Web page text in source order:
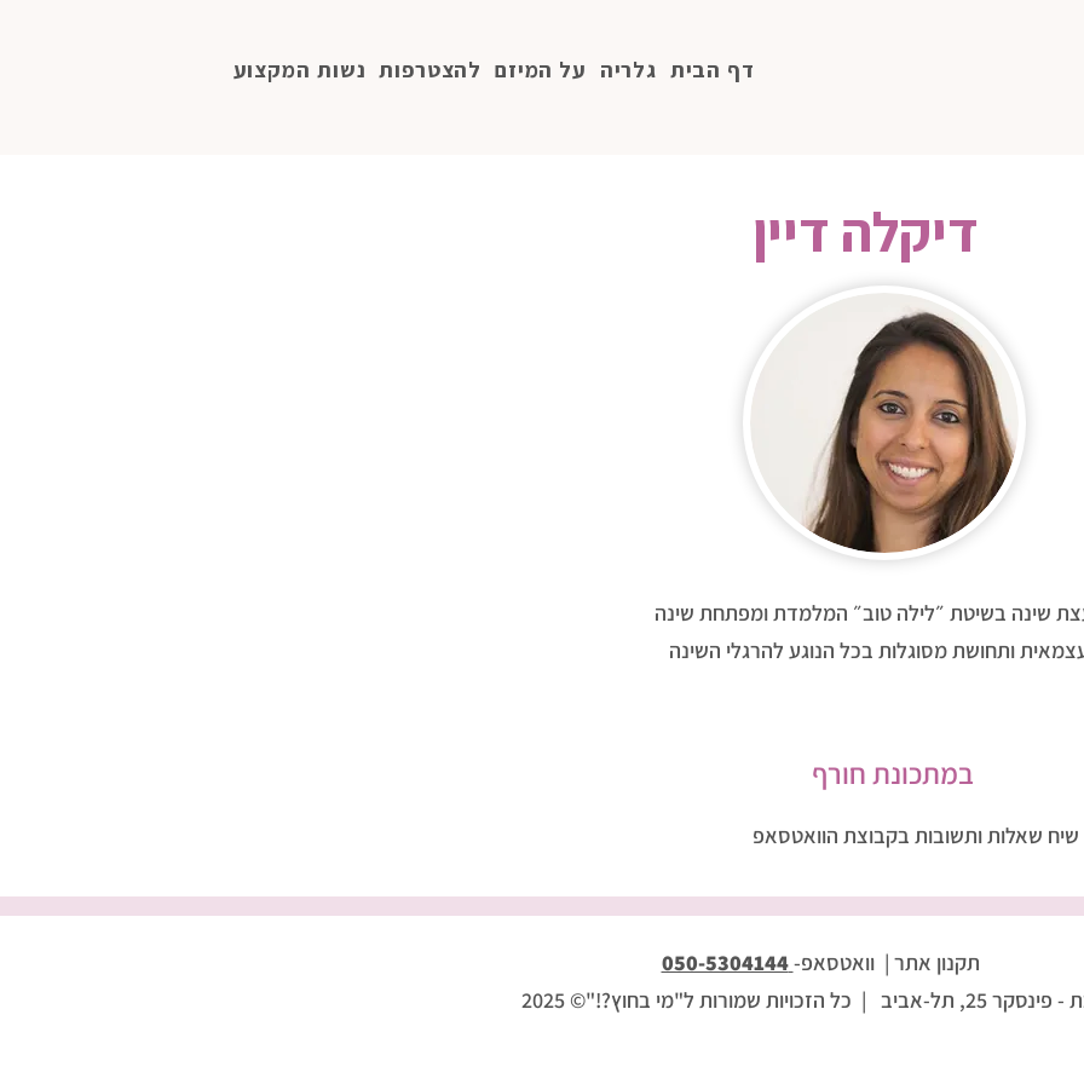
דף הבית גלריה על המיזם להצטרפות נשות המקצוע
דיקלה דיין
שינה בשיטת ״לילה טוב״ המלמדת ומפתחת שינה
ותחושת מסוגלות בכל הנוגע להרגלי השינה
במתכונת חורף
שיח שאלות ותשובות בקבוצת הוואטסאפ
תקנון אתר |וואטסאפ-050-5304144
25, תל-אביב
| כל הזכויות שמורות ל"מי בחוץ?!"© 2025